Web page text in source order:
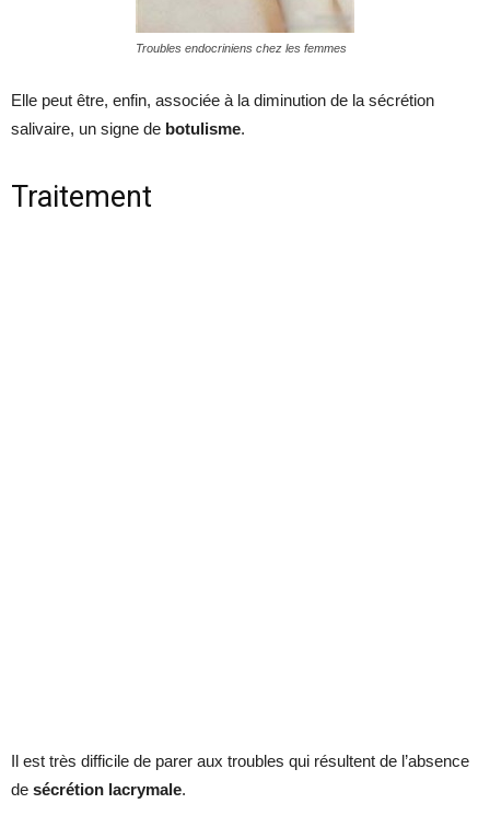
Troubles endocriniens chez les femmes
Elle peut être, enfin, associée à la diminution de la sécrétion
salivaire, un signe de botulisme.
Traitement
Il est très difficile de parer aux troubles qui résultent de l’absence
de sécrétion lacrymale.